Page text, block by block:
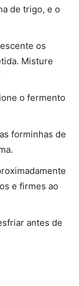
de trigo, e o
os
Misture
o fermento
forminhas de
e firmes ao
antes de